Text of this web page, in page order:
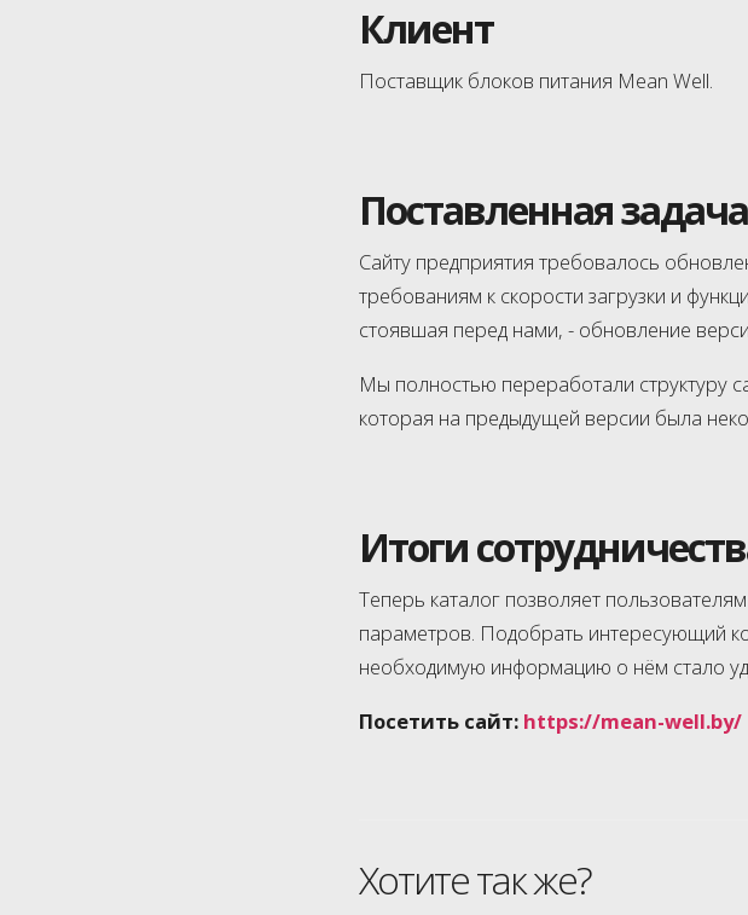
Клиент
Поставщик блоков питания Mean Well.
Поставленная
Сайту предприятия требовалось
требованиям к скорости загрузки и
стоявшая перед нами, - обновление
Мы полностью переработали структуру
которая на предыдущей версии была
Итоги
Теперь каталог позволяет
параметров. Подобрать интересующий
необходимую информацию о нём стало
Посетить сайт: https://mean-well.by/
Хотите так же?